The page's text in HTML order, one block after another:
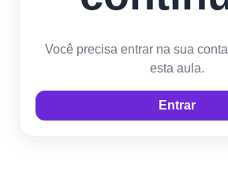
Você precisa entrar na sua
esta aula.
Entrar